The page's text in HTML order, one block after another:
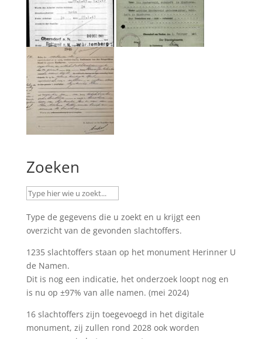
Zoeken
Type de gegevens die u zoekt en u krijgt een
overzicht van de gevonden slachtoffers.
1235 slachtoffers staan op het monument Herinner U
de Namen.
Dit is nog een indicatie, het onderzoek loopt nog en
is nu op ±97% van alle namen. (mei 2024)
16 slachtoffers zijn toegevoegd in het digitale
monument, zij zullen rond 2028 ook worden